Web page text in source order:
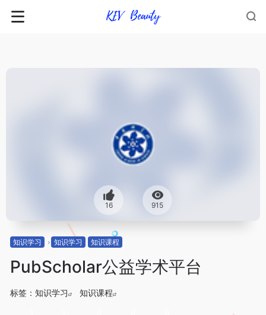
16 915
知识学习 知识学习 知识课程
PubScholar公益学术平台
标签： 知识学习
知识课程